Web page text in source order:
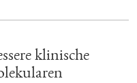
klinische